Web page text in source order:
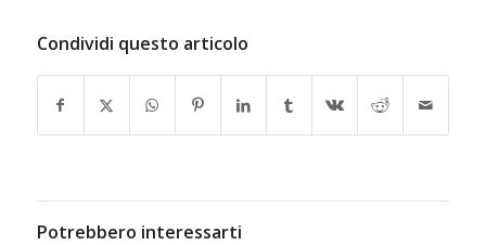
Condividi questo articolo
Potrebbero interessarti